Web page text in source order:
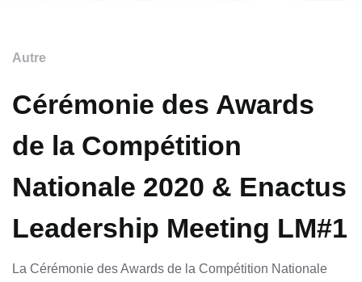
Autre
Cérémonie des Awards
de la Compétition
Nationale 2020 & Enactus
Leadership Meeting LM#1
La Cérémonie des Awards de la Compétition Nationale